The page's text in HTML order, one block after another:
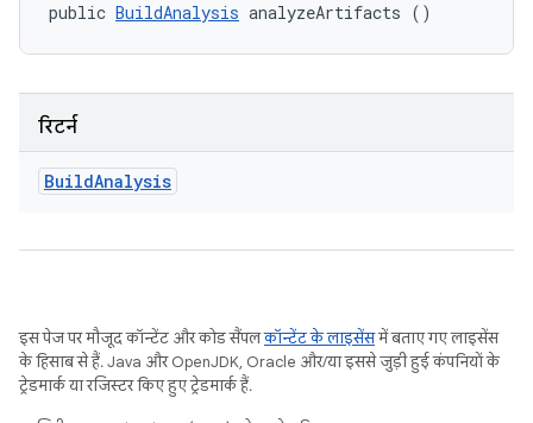
public BuildAnalysis analyzeArtifacts ()
रिटर्न
BuildAnalysis
इस पेज पर मौजूद कॉन्टेंट और कोड सैंपलकॉन्टेंट के लाइसेंसमें बताए गए लाइसेंस
के हिसाब से हैं. Java और OpenJDK, Oracle और/या इससे जुड़ी हुई कंपनियों के
ट्रेडमार्क या रजिस्टर किए हुए ट्रेडमार्क हैं.